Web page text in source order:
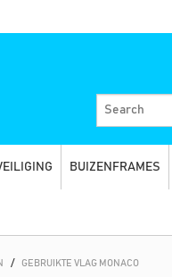
BUIZENFRAMES
/ GEBRUIKTE VLAG MONACO